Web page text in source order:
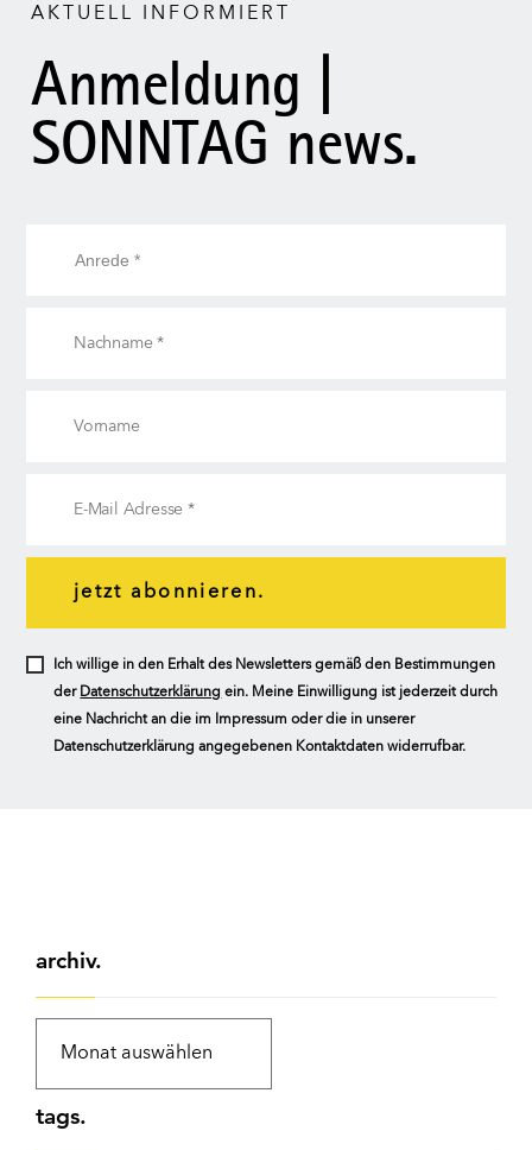
AKTUELL INFORMIERT
Anmeldung |
SONNTAG news.
jetzt abonnieren.
Ich willige in den Erhalt des Newsletters gemäß den Bestimmungen
der Datenschutzerklärung ein. Meine Einwilligung ist jederzeit durch
eine Nachricht an die im Impressum oder die in unserer
Datenschutzerklärung angegebenen Kontaktdaten widerrufbar.
archiv.
tags.